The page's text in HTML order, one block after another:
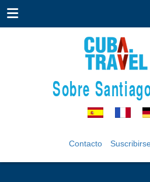
Sobre
Contacto